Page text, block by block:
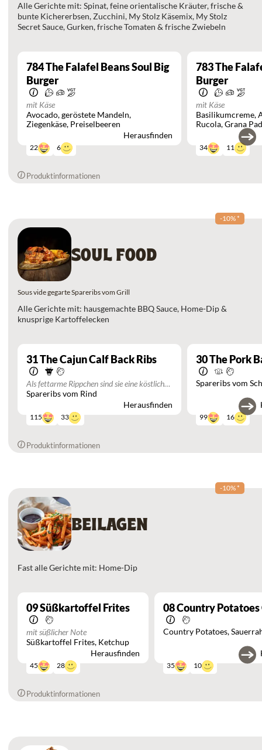
Alle Gerichte mit: Spinat, feine orientalische Kräuter, frische &
bunte Kichererbsen, Zucchini, My Stolz Käsemix, My Stolz
Secret Sauce, Gurken, frische Tomaten & frische Zwiebeln
784The Falafel Beans Soul Big
Burger
mit Käse
Avocado geröstete Mandeln
Ziegenkäse Preiselbeeren
Herausfinden
22 6
783The
Burger
mit Käse
Basilikumcreme
Rucola Grana
34 11
Produktinformationen
-10% *
SOUL FOOD
Sous vide gegarte Spareribs vom Grill
Alle Gerichte mit: hausgemachte BBQ Sauce, Home-Dip &
knusprige Kartoffelecken
31The Cajun Calf Back Ribs
Als fettarme Rippchen sind sie eine köstliche
Alternative zu Schweine Spare Ribs. Sie lösen
sich ebenso zart vom Knochen und sind vom
feinsten Geschmack.
Spareribs vom Rind
Herausfinden
115 33
30The Pork
Spareribs vom
99 16
Produktinformationen
-10% *
BEILAGEN
Fast alle Gerichte mit: Home-Dip
09Süßkartoffel Frites
mit süßlicher Note
Süßkartoffel Frites Ketchup
Herausfinden
45 28
08Country Potatoes
Country Potatoes
35 10
Produktinformationen